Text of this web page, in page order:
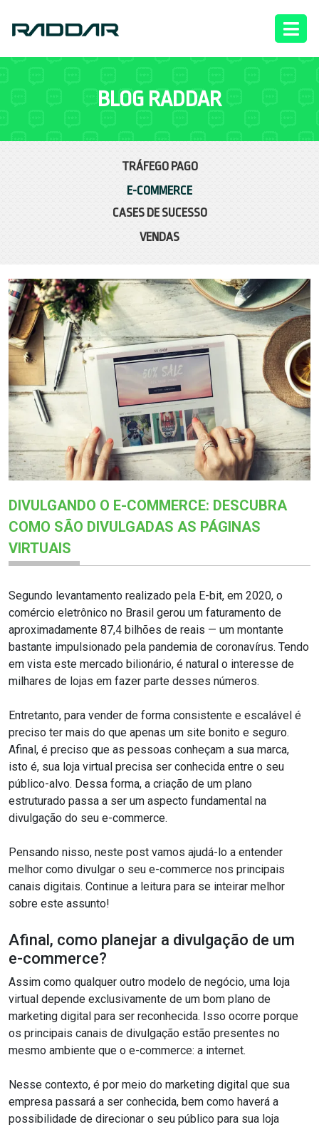
BLOG RADDAR
TRÁFEGO PAGO
E-COMMERCE
CASES DE SUCESSO
VENDAS
DIVULGANDO O E-COMMERCE: DESCUBRA
COMO SÃO DIVULGADAS AS PÁGINAS
VIRTUAIS
Segundo levantamento realizado pela E-bit, em 2020, o
comércio eletrônico no Brasil gerou um faturamento de
aproximadamente 87,4 bilhões de reais — um montante
bastante impulsionado pela pandemia de coronavírus. Tendo
em vista este mercado bilionário, é natural o interesse de
milhares de lojas em fazer parte desses números.
Entretanto, para vender de forma consistente e escalável é
preciso ter mais do que apenas um site bonito e seguro.
Afinal, é preciso que as pessoas conheçam a sua marca,
isto é, sua loja virtual precisa ser conhecida entre o seu
público-alvo. Dessa forma, a criação de um plano
estruturado passa a ser um aspecto fundamental na
divulgação do seu e-commerce.
Pensando nisso, neste post vamos ajudá-lo a entender
melhor como divulgar o seu e-commerce nos principais
canais digitais. Continue a leitura para se inteirar melhor
sobre este assunto!
Afinal, como planejar a divulgação de um
e-commerce?
Assim como qualquer outro modelo de negócio, uma loja
virtual depende exclusivamente de um bom plano de
marketing digital para ser reconhecida. Isso ocorre porque
os principais canais de divulgação estão presentes no
mesmo ambiente que o e-commerce: a internet.
Nesse contexto, é por meio do marketing digital que sua
empresa passará a ser conhecida, bem como haverá a
possibilidade de direcionar o seu público para sua loja